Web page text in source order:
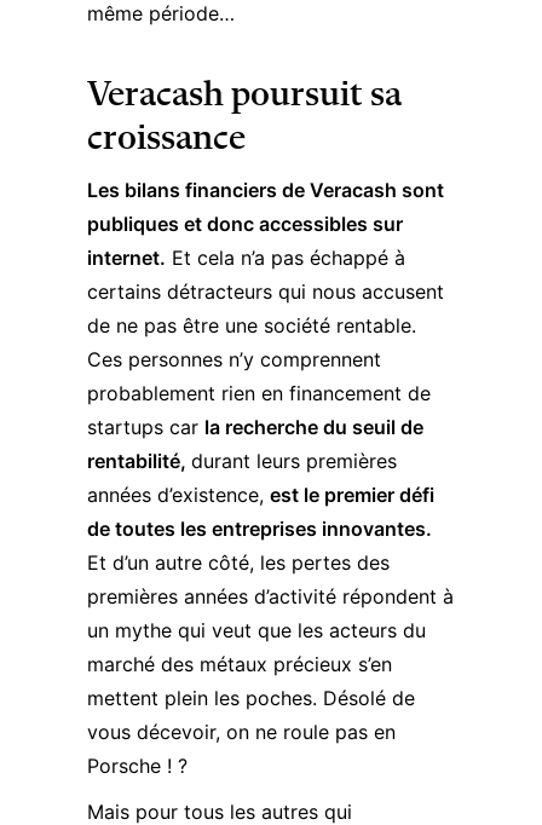
même période…
Veracash poursuit sa
croissance
Les bilans financiers de Veracash sont
publiques et donc accessibles sur
internet. Et cela n’a pas échappé à
certains détracteurs qui nous accusent
de ne pas être une société rentable.
Ces personnes n’y comprennent
probablement rien en financement de
startups car la recherche du seuil de
rentabilité, durant leurs premières
années d’existence, est le premier défi
de toutes les entreprises innovantes.
Et d’un autre côté, les pertes des
premières années d’activité répondent à
un mythe qui veut que les acteurs du
marché des métaux précieux s’en
mettent plein les poches. Désolé de
vous décevoir, on ne roule pas en
Porsche ! ?
Mais pour tous les autres qui